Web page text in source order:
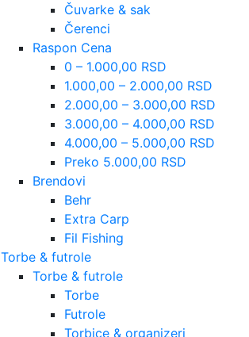
Čuvarke & sak
Čerenci
Raspon Cena
0 – 1.000,00 RSD
1.000,00 – 2.000,00 RSD
2.000,00 – 3.000,00 RSD
3.000,00 – 4.000,00 RSD
4.000,00 – 5.000,00 RSD
Preko 5.000,00 RSD
Brendovi
Behr
Extra Carp
Fil Fishing
Torbe & futrole
Torbe & futrole
Torbe
Futrole
Torbice & organizeri